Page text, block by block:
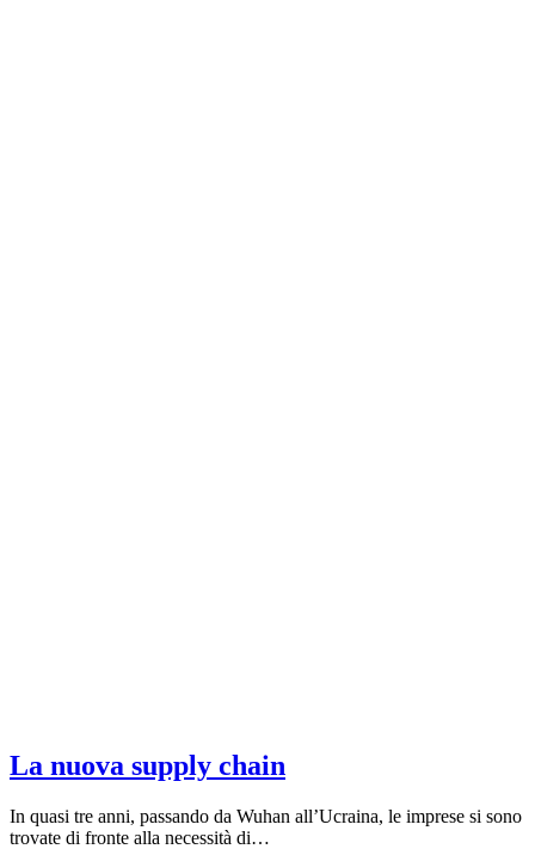
La nuova supply chain
In quasi tre anni, passando da Wuhan all’Ucraina, le imprese si sono
trovate di fronte alla necessità di…